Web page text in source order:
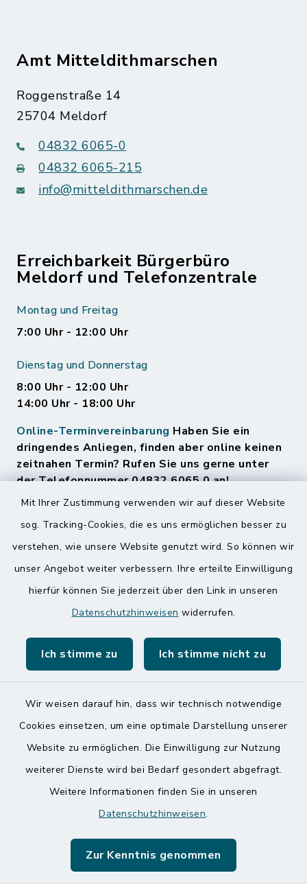
Mit Ihrer Zustimmung verwenden wir auf dieser Website
sog. Tracking-Cookies, die es uns ermöglichen besser zu
verstehen, wie unsere Website genutzt wird. So können wir
unser Angebot weiter verbessern. Ihre erteilte Einwilligung
hierfür können Sie jederzeit über den Link in unseren
Datenschutzhinweisen widerrufen.
Ich stimme zu Ich stimme nicht zu
Wir weisen darauf hin, dass wir technisch notwendige
Cookies einsetzen, um eine optimale Darstellung unserer
Website zu ermöglichen. Die Einwilligung zur Nutzung
weiterer Dienste wird bei Bedarf gesondert abgefragt.
Weitere Informationen finden Sie in unseren
Datenschutzhinweisen.
Zur Kenntnis genommen
Amt Mitteldithmarschen
Roggenstraße 14
25704 Meldorf
04832 6065-0
04832 6065-215
info@mitteldithmarschen.de
Erreichbarkeit Bürgerbüro
Meldorf und Telefonzentrale
Montag und Freitag
7:00 Uhr - 12:00 Uhr
Dienstag und Donnerstag
8:00 Uhr - 12:00 Uhr
14:00 Uhr - 18:00 Uhr
Online-Terminvereinbarung Haben Sie ein
dringendes Anliegen, finden aber online keinen
zeitnahen Termin? Rufen Sie uns gerne unter
der Telefonnummer 04832 6065 0 an!
Quicklinks
Amt Mitteldithmarschen
Speicherkoog Meldorfer Koog
Kontakt
Datenschutz
Sitemap